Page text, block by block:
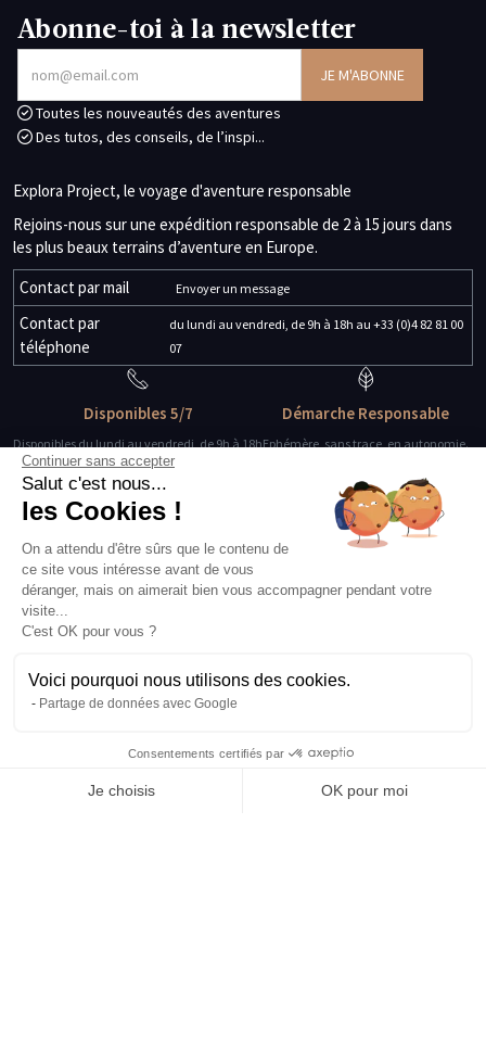
Abonne-toi à la newsletter
Toutes les nouveautés des aventures
Des tutos, des conseils, de l’inspi...
Explora Project, le voyage d'aventure responsable
Rejoins-nous sur une expédition responsable de 2 à 15 jours dans
les plus beaux terrains d’aventure en Europe.
Contact par mail
Envoyer un message
Contact par
téléphone
du lundi au vendredi, de 9h à 18h au +33 (0)4 82 81 00
07
Disponibles 5/7
Disponibles du lundi au vendredi, de 9h à 18h
Des guides-explorateurs
Démarche Responsable
Ephémère, sans trace, en autonomie.
Matériel de qualité
Testé, éprouvé, certifié.
À propos
Conditions générales de vente
Conditions générales d'utilisation
Services
Continuer sans accepter
Salut c'est nous...
les Cookies !
On a attendu d'être sûrs que le contenu de
ce site vous intéresse avant de vous
déranger, mais on aimerait bien vous accompagner pendant votre
visite...
C'est OK pour vous ?
Voici pourquoi nous utilisons des cookies.
Partage de données avec Google
Consentements certifiés par
Je choisis
OK pour moi